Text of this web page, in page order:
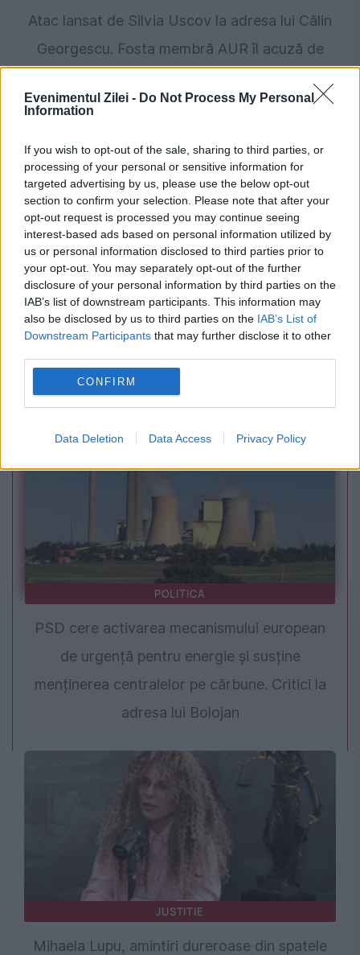
Evenimentul Zilei - Do Not Process My Personal
Information
If you wish to opt-out of the sale, sharing to third parties, or
processing of your personal or sensitive information for
targeted advertising by us, please use the below opt-out
section to confirm your selection. Please note that after your
opt-out request is processed you may continue seeing
interest-based ads based on personal information utilized by
us or personal information disclosed to third parties prior to
your opt-out. You may separately opt-out of the further
disclosure of your personal information by third parties on the
IAB’s list of downstream participants. This information may
also be disclosed by us to third parties on the IAB’s List of
Downstream Participants that may further disclose it to other
CONFIRM
Data Deletion Data Access Privacy Policy
Atac lansat de Silvia Uscov la adresa lui Călin
Georgescu. Fosta membră AUR îl acuză de
Davos”
JUSTITIE
Curtea de Apel suspendă hotărârea
Guvernului privind RA-APPS. Avocat: „Au
existat trei avize negative”
POLITICA
PSD cere activarea mecanismului european
de urgență pentru energie și susține
menținerea centralelor pe cărbune. Critici la
adresa lui Bolojan
JUSTITIE
Mihaela Lupu, amintiri dureroase din spatele